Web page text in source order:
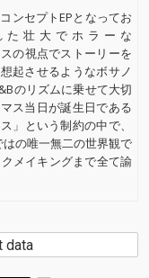
ンセプトEPとなってお
壮大でホラーな
スの視点でストーリーを
起させるようなボサノ
のリズムに乗せて大切
ス当日が誕生日である
」という制約の中で、
の唯一無二の世界観で
メイキングまで全て諭
data